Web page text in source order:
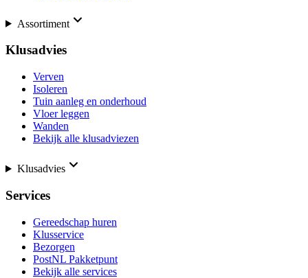
Assortiment
Klusadvies
Verven
Isoleren
Tuin aanleg en onderhoud
Vloer leggen
Wanden
Bekijk alle klusadviezen
Klusadvies
Services
Gereedschap huren
Klusservice
Bezorgen
PostNL Pakketpunt
Bekijk alle services